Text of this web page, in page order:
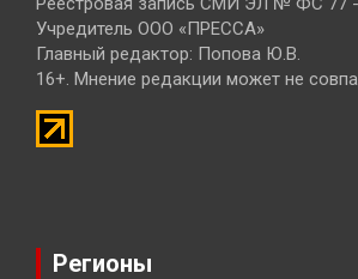
Учредитель ООО «ПРЕССА»
Главный редактор: Попова Ю.В.
16+. Мнение редакции может не
Регионы